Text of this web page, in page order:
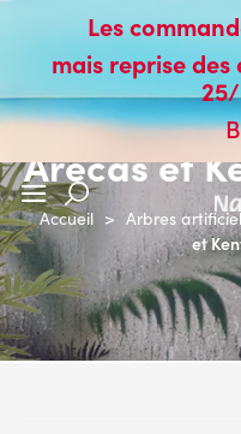
Les
mais reprise
Arecas et
Accueil > Arbres
et